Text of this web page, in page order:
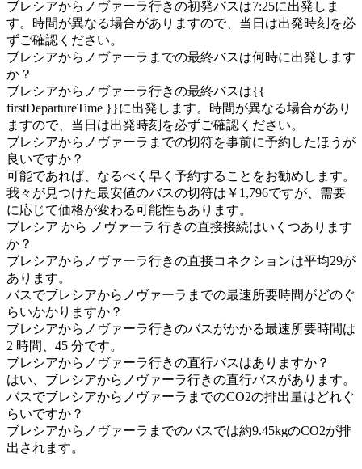
ブレシアからノヴァーラ行きの初発バスは7:25に出発しま
す。時間が異なる場合がありますので、当日は出発時刻を必
ずご確認ください。
ブレシアからノヴァーラまでの最終バスは何時に出発します
か？
ブレシアからノヴァーラ行きの最終バスは{{
firstDepartureTime }}に出発します。時間が異なる場合があり
ますので、当日は出発時刻を必ずご確認ください。
ブレシアからノヴァーラまでの切符を事前に予約したほうが
良いですか？
可能であれば、なるべく早く予約することをお勧めします。
我々が見つけた最安値のバスの切符は￥1,796ですが、需要
に応じて価格が変わる可能性もあります。
ブレシア から ノヴァーラ 行きの直接接続はいくつあります
か？
ブレシアからノヴァーラ行きの直接コネクションは平均29が
あります。
バスでブレシアからノヴァーラまでの最速所要時間がどのぐ
らいかかりますか？
ブレシアからノヴァーラ行きのバスがかかる最速所要時間は
2 時間、45 分です。
ブレシアからノヴァーラ行きの直行バスはありますか？
はい、ブレシアからノヴァーラ行きの直行バスがあります。
バスでブレシアからノヴァーラまでのCO2の排出量はどれぐ
らいですか？
ブレシアからノヴァーラまでのバスでは約9.45kgのCO2が排
出されます。